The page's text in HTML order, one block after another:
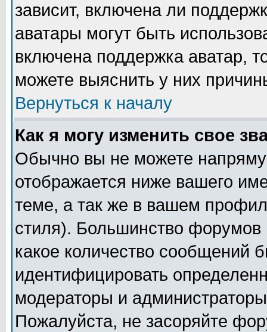
зависит, включена ли
аватары могут быть
включена поддержка аватар,
можете выяснить у них
Вернуться к началу
Как я могу изменить свое
Обычно вы не можете
отображается ниже вашего
теме, а так же в вашем
стиля). Большинство форумов
какое количество сообщений
идентифицировать
модераторы и
Пожалуйста, не засоряйте